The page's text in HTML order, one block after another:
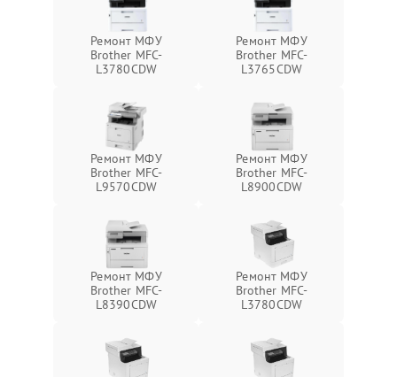
Ремонт МФУ
Brother MFC-
L3780CDW
Ремонт МФУ
Brother MFC-
L3765CDW
Ремонт МФУ
Brother MFC-
L9570CDW
Ремонт МФУ
Brother MFC-
L8900CDW
Ремонт МФУ
Brother MFC-
L8390CDW
Ремонт МФУ
Brother MFC-
L3780CDW